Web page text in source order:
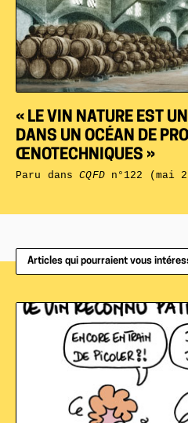
« LE VIN NATURE EST
DANS UN OCÉAN DE
ŒNOTECHNIQUES »
Paru dansCQFDn°122 (mai
Articles qui pourraient vous